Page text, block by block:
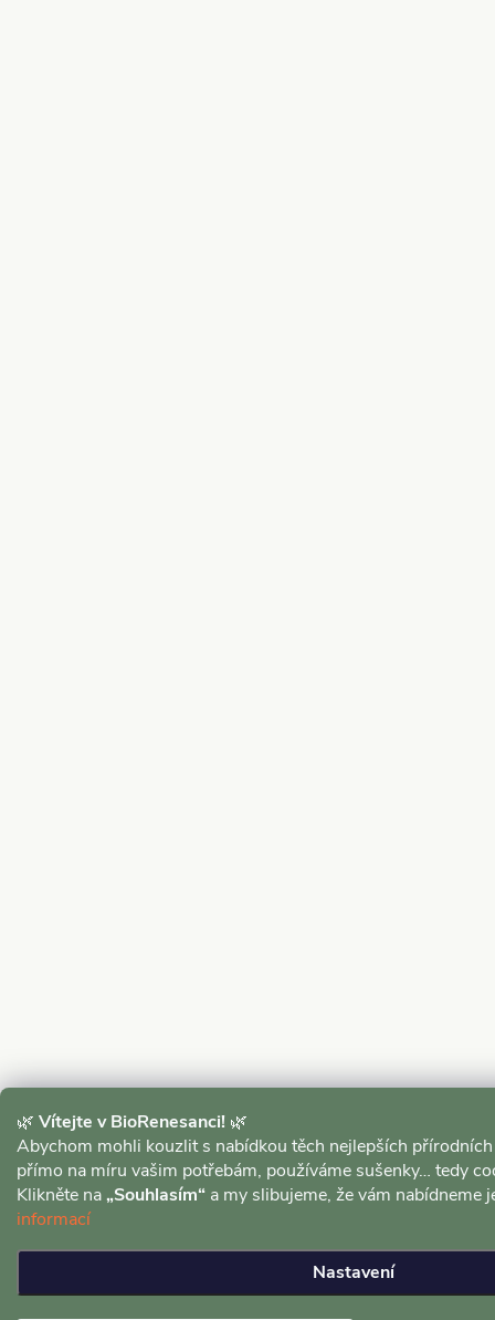
🌿 Vítejte v BioRenesanci! 🌿
Abychom mohli kouzlit s nabídkou těch nejlepších
přímo na míru vašim potřebám, používáme sušenky… tedy
Klikněte na „Souhlasím“ a my slibujeme, že vám nabídneme
informací
Nastavení